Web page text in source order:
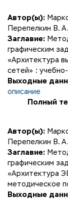
Автор(ы):
Перепелкин В. А.
Заглавие:
графическим
«Архитектура
сетей» :
Выходные
описание
Полный
Автор(ы):
Перепелкин В. А.
Заглавие:
графическим
«Архитектура
методическое
Выходные